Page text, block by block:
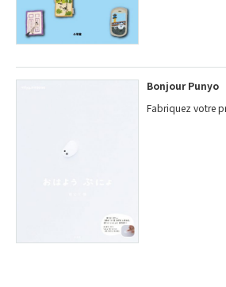
Bonjour Punyo
Fabriquez votre